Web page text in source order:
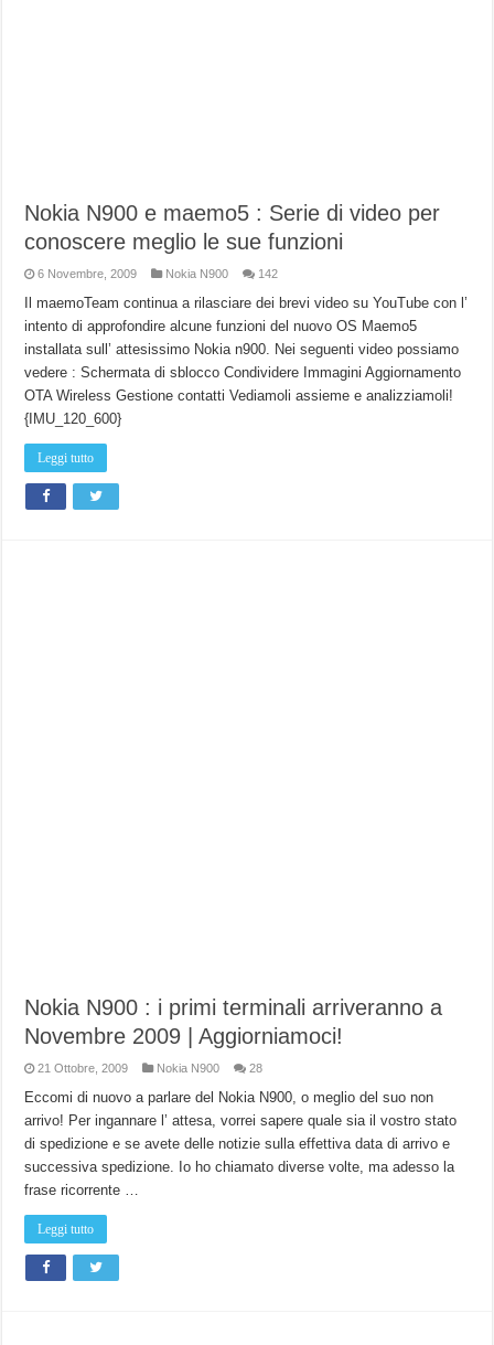
Nokia N900 e maemo5 : Serie di video per
conoscere meglio le sue funzioni
6 Novembre, 2009 Nokia N900 142
Il maemoTeam continua a rilasciare dei brevi video su YouTube con l’
intento di approfondire alcune funzioni del nuovo OS Maemo5
installata sull’ attesissimo Nokia n900. Nei seguenti video possiamo
vedere : Schermata di sblocco Condividere Immagini Aggiornamento
OTA Wireless Gestione contatti Vediamoli assieme e analizziamoli!
{IMU_120_600}
Leggi tutto
Nokia N900 : i primi terminali arriveranno a
Novembre 2009 | Aggiorniamoci!
21 Ottobre, 2009 Nokia N900 28
Eccomi di nuovo a parlare del Nokia N900, o meglio del suo non
arrivo! Per ingannare l’ attesa, vorrei sapere quale sia il vostro stato
di spedizione e se avete delle notizie sulla effettiva data di arrivo e
successiva spedizione. Io ho chiamato diverse volte, ma adesso la
frase ricorrente …
Leggi tutto